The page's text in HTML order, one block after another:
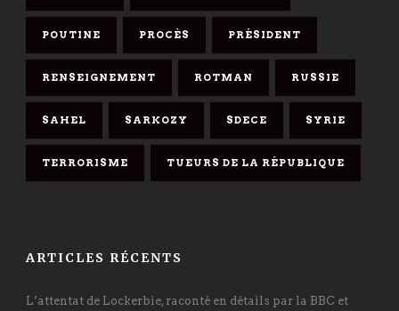
POUTINE PROCÈS PRÉSIDENT
RENSEIGNEMENT ROTMAN RUSSIE
SAHEL SARKOZY SDECE SYRIE
TERRORISME TUEURS DE LA RÉPUBLIQUE
ARTICLES RÉCENTS
L’attentat de Lockerbie, raconté en détails par la BBC et